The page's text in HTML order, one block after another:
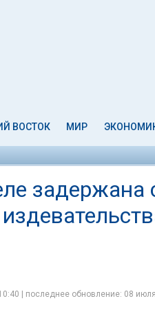
ВОСТОК МИР
задержана
| последнее обновление: 08